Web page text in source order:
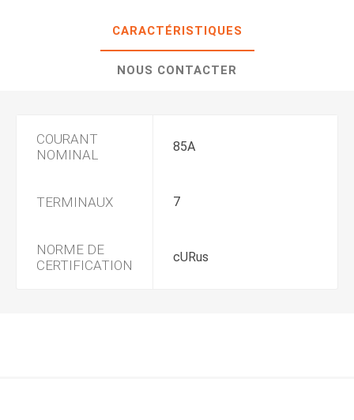
CARACTÉRISTIQUES
NOUS CONTACTER
COURANT
NOMINAL
85A
TERMINAUX 7
NORME DE
CERTIFICATION
cURus